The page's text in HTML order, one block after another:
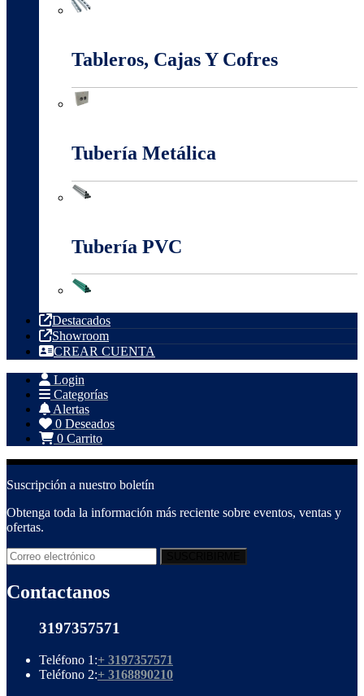
Tableros, Cajas Y Cofres
Tubería Metálica
Tubería PVC
Destacados
Showroom
CREAR CUENTA
Login
Categorías
Alertas
0 Deseados
0 Carrito
Suscripción a nuestro boletín
Obtenga toda la información más reciente sobre eventos, ventas y
ofertas.
Contactanos
3197357571
Teléfono 1:+ 3197357571
Teléfono 2:+ 3168890210